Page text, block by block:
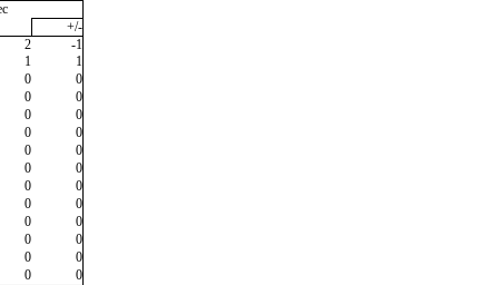
+/-
2
-1
1
1
0
0
0
0
0
0
0
0
0
0
0
0
0
0
0
0
0
0
0
0
0
0
0
0